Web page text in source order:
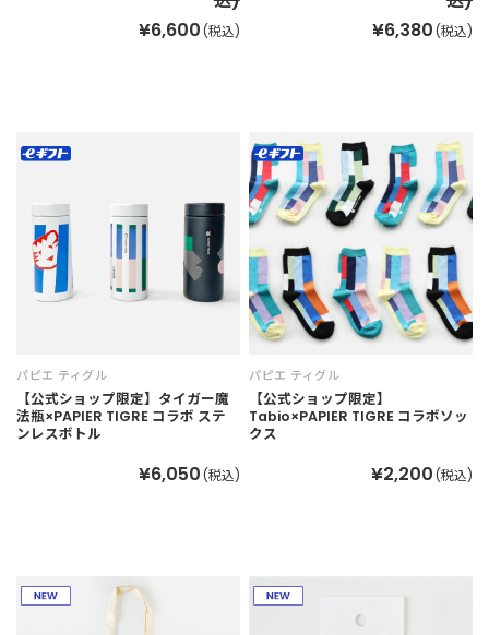
¥6,600 (税込)
¥6,380 (税込)
パピエ ティグル
【公式ショップ限定】タイガー魔
法瓶×PAPIER TIGRE コラボ ステ
ンレスボトル
¥6,050 (税込)
パピエ ティグル
【公式ショップ限定】
Tabio×PAPIER TIGRE コラボソッ
クス
¥2,200 (税込)